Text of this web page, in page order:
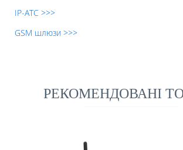
IP-АТС >>>
GSM шлюзи >>>
РЕКОМЕНДОВАНІ